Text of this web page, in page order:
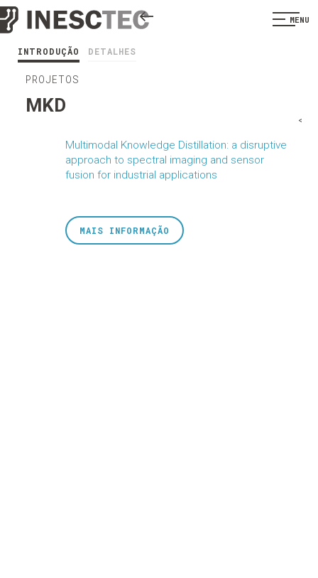
MENU
INTRODUÇÃO DETALHES
PROJETOS
MKD
Multimodal Knowledge Distillation: a disruptive
approach to spectral imaging and sensor
fusion for industrial applications
<
MAIS INFORMAÇÃO